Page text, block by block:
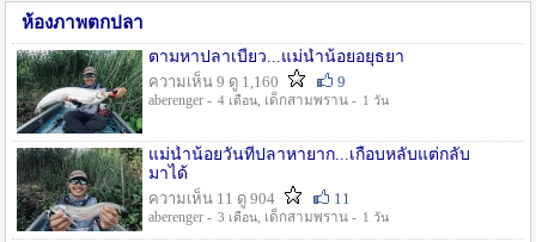
ห้องภาพตกปลา
ตามหาปลาเบี้ยว...แม่น้ำน้อยอยุธยา
ความเห็น 9 ดู 1,160
9
aberenger - 4 เดือน, เด็กสามพราน - 1 วัน
แม่น้ำน้อยวันที่ปลาหายาก...เกือบหลับแต่กลับ
มาได้
ความเห็น 11 ดู 904
11
aberenger - 3 เดือน, เด็กสามพราน - 1 วัน